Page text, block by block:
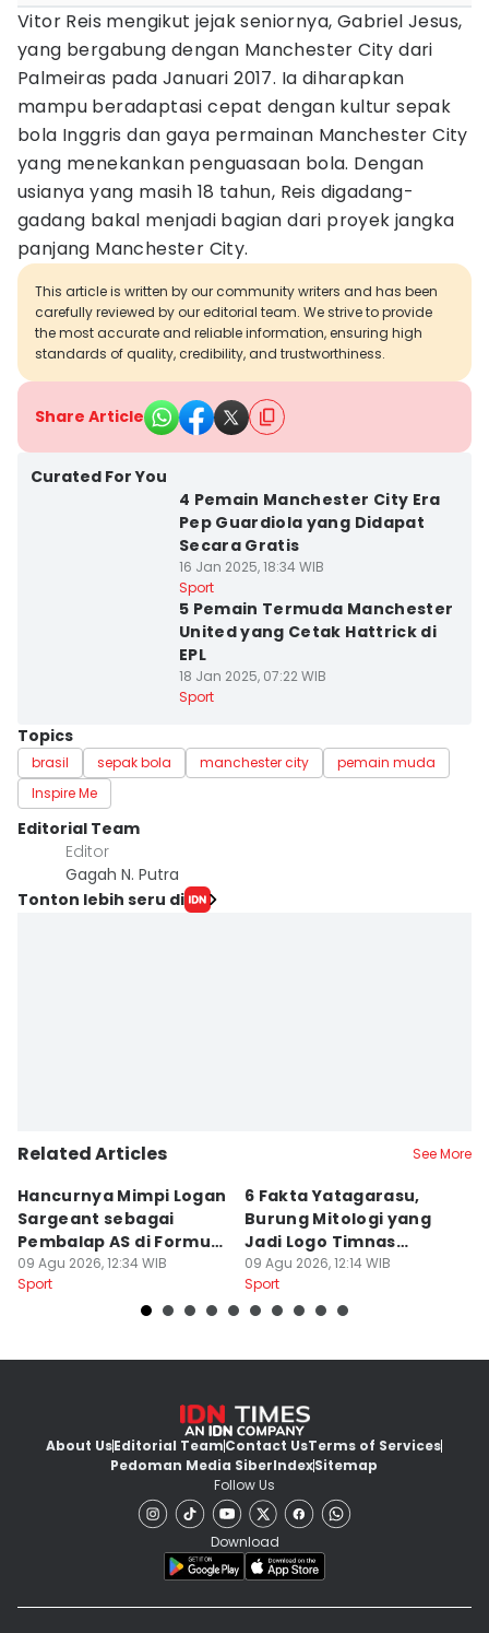
Vitor Reis mengikut jejak seniornya, Gabriel Jesus,
yang bergabung dengan Manchester City dari
Palmeiras pada Januari 2017. Ia diharapkan
mampu beradaptasi cepat dengan kultur sepak
bola Inggris dan gaya permainan Manchester City
yang menekankan penguasaan bola. Dengan
usianya yang masih 18 tahun, Reis digadang-
gadang bakal menjadi bagian dari proyek jangka
panjang Manchester City.
This article is written by our community writers and has been
carefully reviewed by our editorial team. We strive to provide
the most accurate and reliable information, ensuring high
standards of quality, credibility, and trustworthiness.
Share Article
Curated For You
4 Pemain Manchester City Era
Pep Guardiola yang Didapat
Secara Gratis
16 Jan 2025, 18:34 WIB
Sport
5 Pemain Termuda Manchester
United yang Cetak Hattrick di
EPL
18 Jan 2025, 07:22 WIB
Sport
Topics
brasil sepak bola manchester city
pemain muda
Inspire Me
Editorial Team
Editor
Gagah N. Putra
Tonton lebih seru di
Related Articles See More
Hancurnya Mimpi Logan
Sargeant sebagai
Pembalap AS di Formula
1
09 Agu 2026, 12:34 WIB
Sport
6 Fakta Yatagarasu,
Burung Mitologi yang
Jadi Logo Timnas
Jepang
09 Agu 2026, 12:14 WIB
Sport
About UsEditorial TeamContact UsTerms of Services
Pedoman Media SiberIndexSitemap
Follow Us
Download